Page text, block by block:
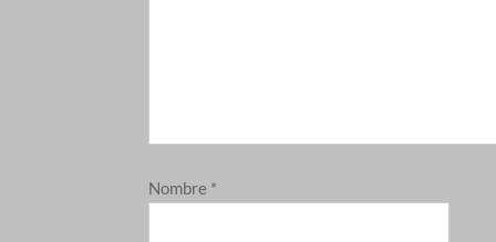
Nombre *